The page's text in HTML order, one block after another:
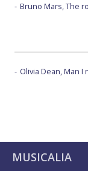
Bruno Mars, The
Olivia Dean, Man I
MUSICALIA